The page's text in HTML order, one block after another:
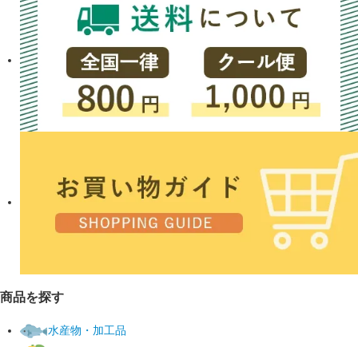
商品を探す
水産物・加工品